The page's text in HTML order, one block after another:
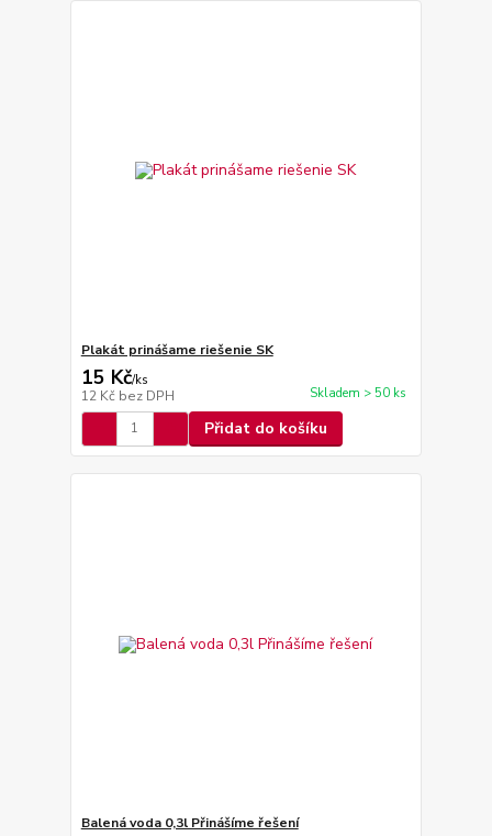
Plakát prinášame riešenie SK
15 Kč/ks
12 Kč bez DPH Skladem > 50 ks
Přidat do košíku
Balená voda 0,3l Přinášíme řešení